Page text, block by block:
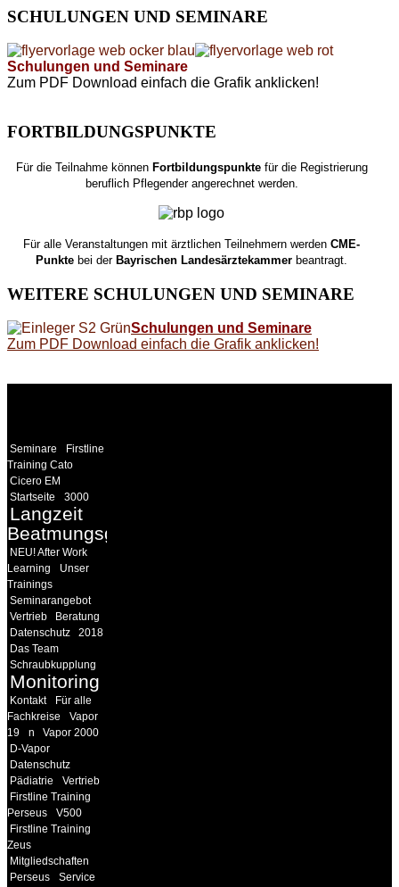
SCHULUNGEN UND SEMINARE
Schulungen und Seminare
Zum PDF Download einfach die Grafik anklicken!
FORTBILDUNGSPUNKTE
Für die Teilnahme könnenFortbildungspunktefür die Registrierung
beruflich Pflegender angerechnet werden.
Für alle Veranstaltungen mit ärztlichen Teilnehmern werdenCME-
Punkte bei derBayrischen Landesärztekammer beantragt.
WEITERE SCHULUNGEN UND SEMINARE
Schulungen und Seminare
Zum PDF Download einfach die Grafik anklicken!
Seminare
Firstline
Training Cato
Cicero EM
Startseite
3000
Langzeit
Beatmungsgeräte
NEU! After Work
Learning
Unser
Trainings
Seminarangebot
Vertrieb
Beratung
Datenschutz
2018
Das Team
Schraubkupplung
Monitoring
Kontakt
Für alle
Fachkreise
Vapor
19
n
Vapor 2000
D-Vapor
Datenschutz
Pädiatrie
Vertrieb
Firstline Training
Perseus
V500
Firstline Training
Zeus
Mitgliedschaften
Perseus
Service